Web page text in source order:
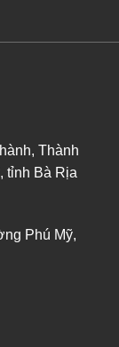
Thành
tỉnh Bà Rịa
Phú Mỹ,